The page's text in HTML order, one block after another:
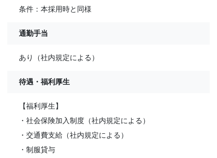
条件：本採用時と同様
通勤手当
あり（社内規定による）
待遇・福利厚生
【福利厚生】
・社会保険加入制度（社内規定による）
・交通費支給（社内規定による）
・制服貸与